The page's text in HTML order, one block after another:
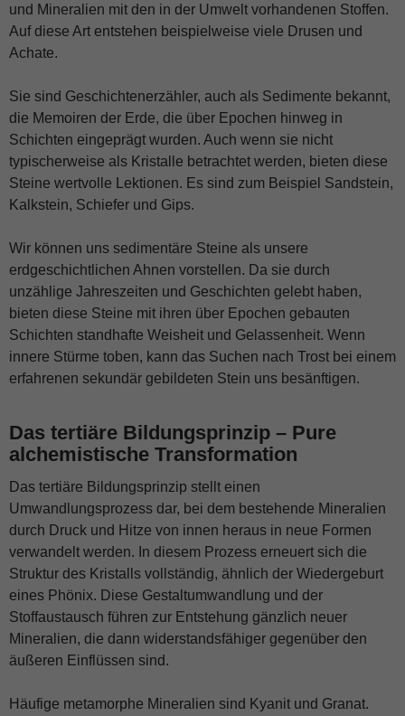
und Mineralien mit den in der Umwelt vorhandenen Stoffen.
Auf diese Art entstehen beispielweise viele Drusen und
Achate.
Sie sind Geschichtenerzähler, auch als Sedimente bekannt,
die Memoiren der Erde, die über Epochen hinweg in
Schichten eingeprägt wurden. Auch wenn sie nicht
typischerweise als Kristalle betrachtet werden, bieten diese
Steine wertvolle Lektionen. Es sind zum Beispiel Sandstein,
Kalkstein, Schiefer und Gips.
Wir können uns sedimentäre Steine als unsere
erdgeschichtlichen Ahnen vorstellen. Da sie durch
unzählige Jahreszeiten und Geschichten gelebt haben,
bieten diese Steine mit ihren über Epochen gebauten
Schichten standhafte Weisheit und Gelassenheit. Wenn
innere Stürme toben, kann das Suchen nach Trost bei einem
erfahrenen sekundär gebildeten Stein uns besänftigen.
Das tertiäre Bildungsprinzip – Pure
alchemistische Transformation
Das tertiäre Bildungsprinzip stellt einen
Umwandlungsprozess dar, bei dem bestehende Mineralien
durch Druck und Hitze von innen heraus in neue Formen
verwandelt werden. In diesem Prozess erneuert sich die
Struktur des Kristalls vollständig, ähnlich der Wiedergeburt
eines Phönix. Diese Gestaltumwandlung und der
Stoffaustausch führen zur Entstehung gänzlich neuer
Mineralien, die dann widerstandsfähiger gegenüber den
äußeren Einflüssen sind.
Häufige metamorphe Mineralien sind Kyanit und Granat.